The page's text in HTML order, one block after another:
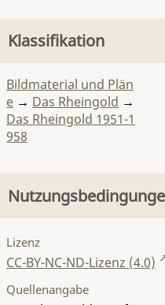
Klassifikation
Bildmaterial und Plän
e → Das Rheingold →
Das Rheingold 1951-1
958
Lizenz
CC-BY-NC-ND-Lizenz (4.0)
Quellenangabe